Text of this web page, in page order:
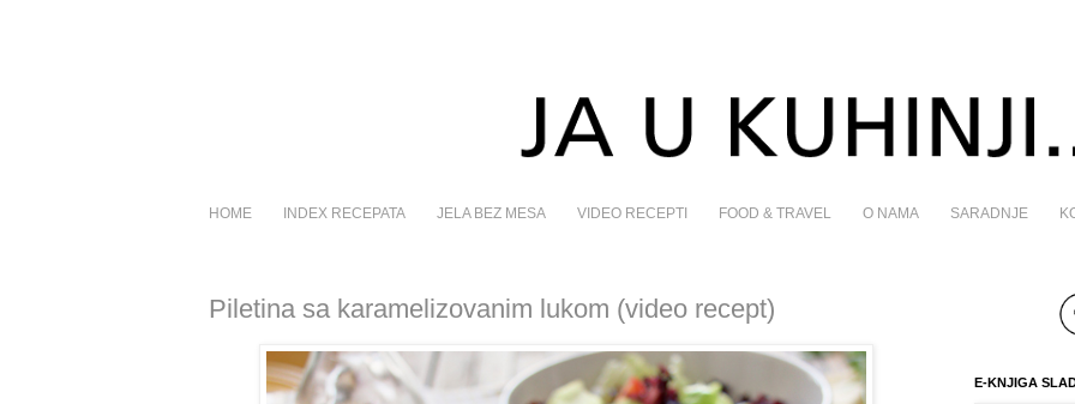
HOME INDEX RECEPATA JELA BEZ MESA VIDEO RECEPTI FOOD & TRAVEL O NAMA SARADNJE
Piletina sa karamelizovanim lukom (video recept)
E-KNJIGA